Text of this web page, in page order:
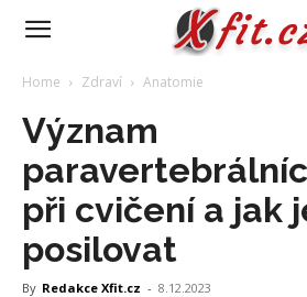
Home Zdraví Anatomie
Význam
při cvičení a jak
posilovat
By Redakce Xfit.cz - 8.12.2023